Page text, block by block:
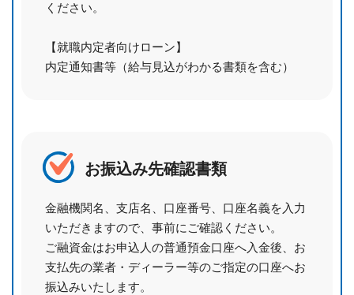
ください。
【就職内定者向けローン】
内定通知書等（給与見込がわかる書類を含む）
お振込み先確認書類
金融機関名、支店名、口座番号、口座名義を入力
いただきますので、事前にご確認ください。
ご融資金はお申込人の普通預金口座へ入金後、お
支払先の業者・ディーラー等のご指定の口座へお
振込みいたします。